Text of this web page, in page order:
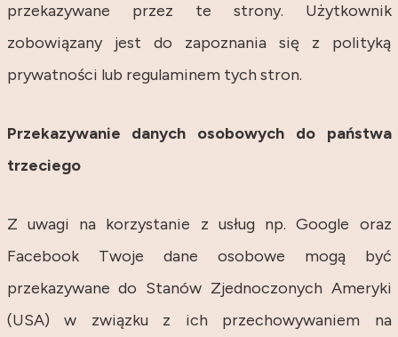
przekazywane przez te strony. Użytkownik
zobowiązany jest do zapoznania się z polityką
prywatności lub regulaminem tych stron.
Przekazywanie danych osobowych do państwa
trzeciego
Z uwagi na korzystanie z usług np. Google oraz
Facebook Twoje dane osobowe mogą być
przekazywane do Stanów Zjednoczonych Ameryki
(USA) w związku z ich przechowywaniem na